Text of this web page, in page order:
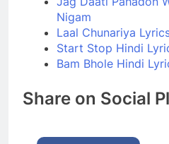
Nigam
Laal Chunariya
Start Stop Hindi
Bam Bhole Hindi
Share on Social